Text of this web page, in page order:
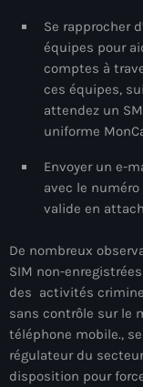
décembre 2025
novembre 2025
octobre 2025
septembre 2025
août 2025
juin 2025
mai 2025
avril 2025
mars 2025
Se rapprocher
équipes pour
comptes à
ces équipes,
attendez un
uniforme
Envoyer un e-
avec le
valide en
De nombreux
SIM non-
des activités
sans contrôle sur le
téléphone mobile.,
régulateur du
disposition pour